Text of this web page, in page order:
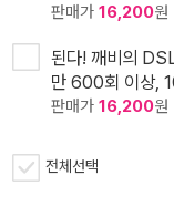
판매가 16,200원
된다! 깨비의
만 600회 이상,
판매가 16,200원
전체선택